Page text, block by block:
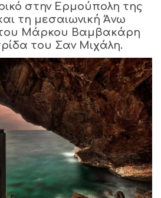
στην Ερμούπολη της
τη μεσαιωνική Άνω
Μάρκου Βαμβακάρη
του Σαν Μιχάλη.